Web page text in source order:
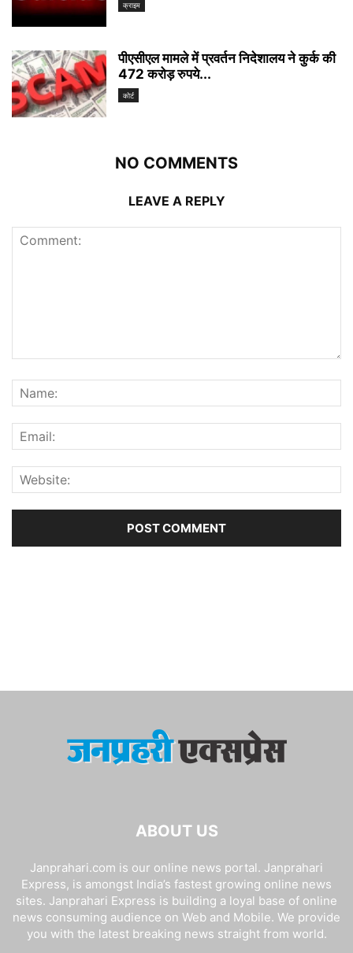
क्राइम
पीएसीएल मामले में प्रवर्तन निदेशालय ने कुर्क की
472 करोड़ रुपये...
कोर्ट
NO COMMENTS
LEAVE A REPLY
ABOUT US
Janprahari.com is our online news portal. Janprahari
Express, is amongst India’s fastest growing online news
sites. Janprahari Express is building a loyal base of online
news consuming audience on Web and Mobile. We provide
you with the latest breaking news straight from world.